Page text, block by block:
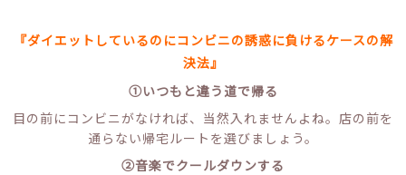
『ダイエットしているのにコンビニの誘惑に負けるケースの解
決法』
①いつもと違う道で帰る
目の前にコンビニがなければ、当然入れませんよね。店の前を
通らない帰宅ルートを選びましょう。
②音楽でクールダウンする